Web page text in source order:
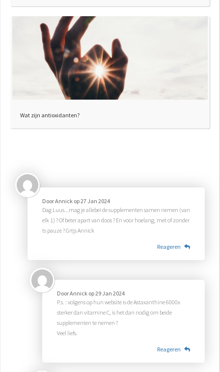
Wat zijn antioxidanten?
DoorAnnick op27 Jan 2024
Dag Luus...mag je allebei de supplementen samen nemen (van
elk 1) ? Of beter apart van doos ? En voor hoelang, met of zonder
ts pauze ? Grtjs Annick
Reageren
DoorAnnick op29 Jan 2024
P.s. : volgens op hun website is de Astaxanthine 6000x
sterker dan vitamine C, is het dan nodig om beide
supplementen te nemen ?
Veel liefs.
Reageren